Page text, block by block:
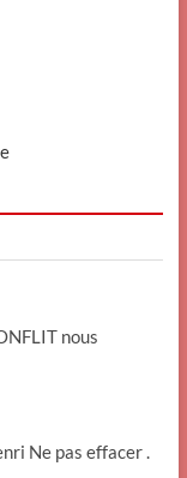
nous
Ne pas effacer .